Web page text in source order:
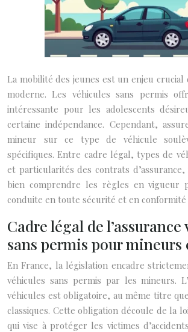
La mobilité des jeunes est un enjeu crucial
moderne. Les véhicules sans permis
intéressante pour les adolescents
certaine indépendance. Cependant,
mineur sur ce type de véhicule
spécifiques. Entre cadre légal, types de
et particularités des contrats
bien comprendre les règles en vigueur
conduite en toute sécurité et en conformité
Cadre légal de
sans permis pour mineurs
En France, la législation encadre
véhicules sans permis par les mineurs.
véhicules est obligatoire, au même titre
classiques. Cette obligation découle de la
qui vise à protéger les victimes